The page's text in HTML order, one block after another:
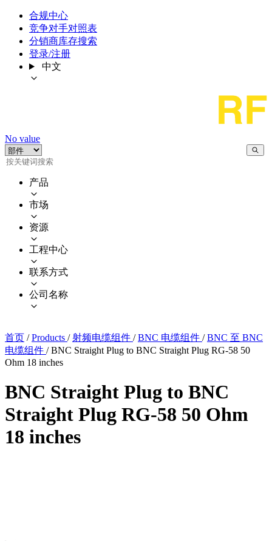
合规中心
竞争对手对照表
分销商库存搜索
登录/注册
中文
No value
产品
市场
资源
工程中心
联系方式
公司名称
首页 / Products / 射频电缆组件 / BNC 电缆组件 / BNC 至 BNC
电缆组件 / BNC Straight Plug to BNC Straight Plug RG-58 50
Ohm 18 inches
BNC Straight Plug to BNC
Straight Plug RG-58 50 Ohm
18 inches